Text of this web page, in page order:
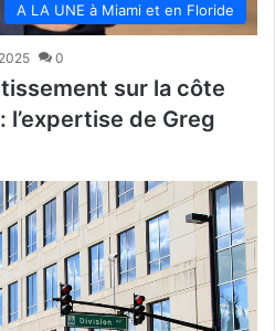
A LA UNE à Miami et en Floride
0
sur la côte
l’expertise de Greg